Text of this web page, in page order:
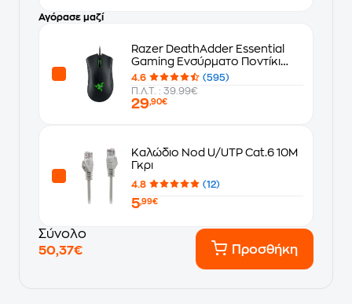
Αγόρασε μαζί
Razer DeathAdder Essential
Gaming Ενσύρματο Ποντίκι
Μαύρο
4.6
(595)
Π.Λ.Τ. : 39.99€
29,90€
Καλώδιο Nod U/UTP Cat.6 10M
Γκρι
4.8 (12)
5,99€
Σύνολο
50,37€
Προσθήκη